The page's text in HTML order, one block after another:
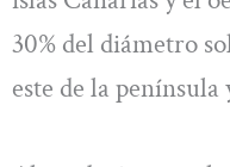
30% del diámetro
este de la península